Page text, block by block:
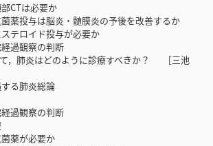
は必要か
投与は脳炎・髄膜炎の予後を改善するか
ロイド投与が必要か
観察の判断
，肺炎はどのように診療すべきか？ ［三池
肺炎総論
観察の判断
が必要か